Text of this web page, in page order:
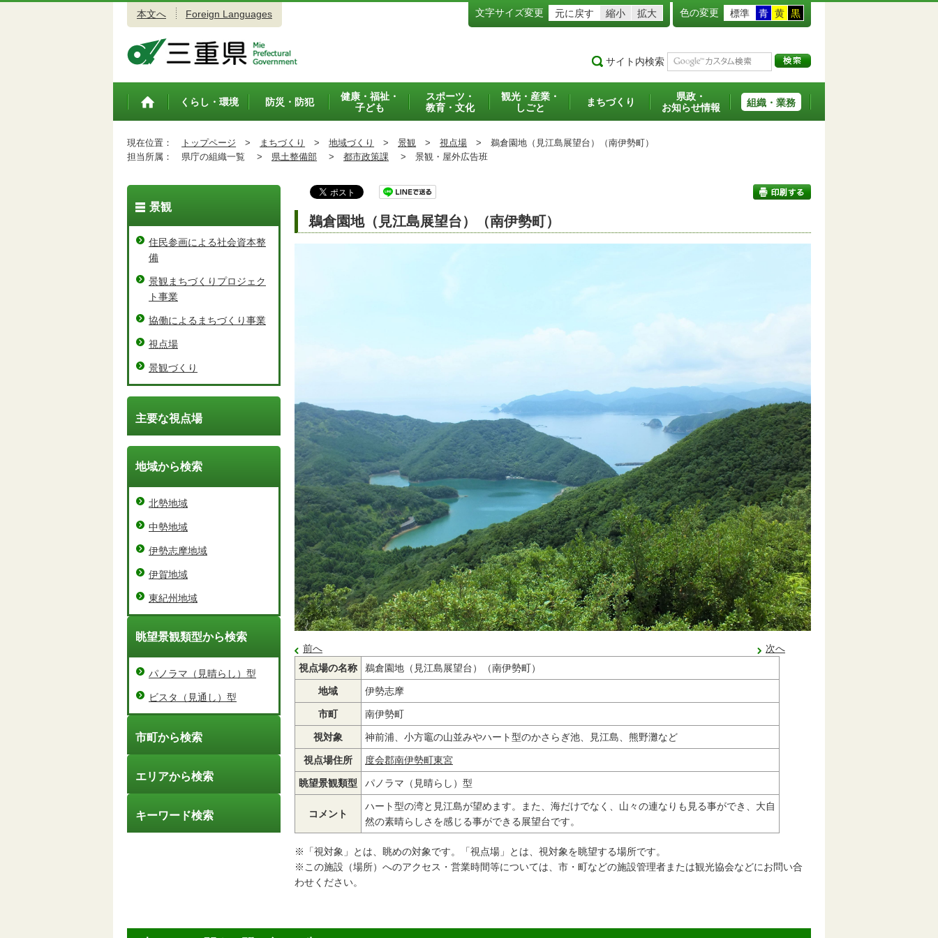
本文へ Foreign Languages 文字サイズ変更 元に戻す 縮小 拡大 色の変更 標準 青 黄 黒
サイト内検索
トップペ
くらし・環境 防災・防犯
健康・福祉・
子ども
スポーツ・
教育・文化
観光・産業・
しごと
まちづくり
県政・
お知らせ情報
組織・業務
現在位置： トップページ > まちづくり > 地域づくり > 景観 > 視点場 > 鵜倉園地（見江島展望台）（南伊勢町）
担当所属：
県庁の組織一覧 > 県土整備部 > 都市政策課 > 景観・屋外広告班
鵜倉園地（見江島展望台）（南伊勢町）
前へ
次へ
視点場の名称
鵜倉園地（見江島展望台）（南伊勢町）
地域 伊勢志摩
市町 南伊勢町
視対象 神前浦、小方竈の山並みやハート型のかさらぎ池、見江島、熊野灘など
視点場住所 度会郡南伊勢町東宮
眺望景観類型 パノラマ（見晴らし）型
コメント
ハート型の湾と見江島が望めます。また、海だけでなく、山々の連なりも見る事ができ、大自
然の素晴らしさを感じる事ができる展望台です。
※「視対象」とは、眺めの対象です。「視点場」とは、視対象を眺望する場所です。
※この施設（場所）へのアクセス・営業時間等については、市・町などの施設管理者または観光協会などにお問い合
わせください。
景観
住民参画による社会資本整
備
景観まちづくりプロジェク
ト事業
協働によるまちづくり事業
視点場
景観づくり
主要な視点場
地域から検索
北勢地域
中勢地域
伊勢志摩地域
伊賀地域
東紀州地域
眺望景観類型から検索
パノラマ（見晴らし）型
ビスタ（見通し）型
市町から検索
エリアから検索
キーワード検索